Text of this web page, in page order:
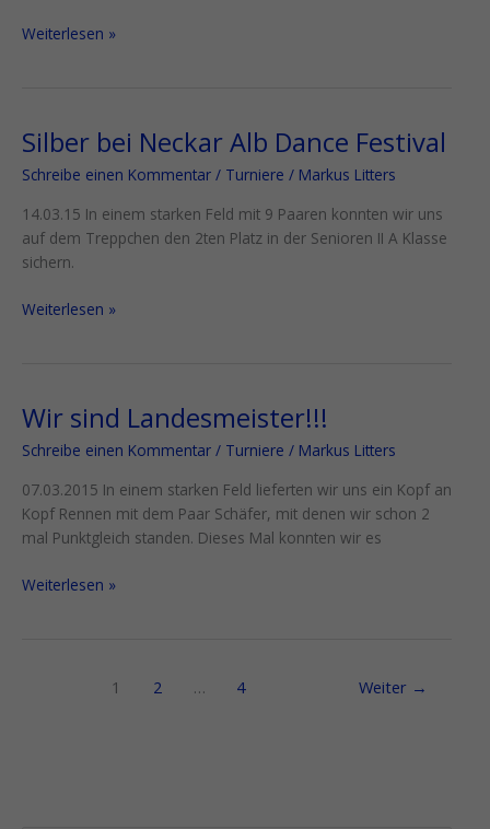
Weiterlesen »
Silber bei Neckar Alb Dance Festival
Schreibe einen Kommentar / Turniere / Markus Litters
14.03.15 In einem starken Feld mit 9 Paaren konnten wir uns
auf dem Treppchen den 2ten Platz in der Senioren II A Klasse
sichern.
Silber
Neckar
Alb
Dance
Festival
Weiterlesen »
Wir sind Landesmeister!!!
Schreibe einen Kommentar / Turniere / Markus Litters
07.03.2015 In einem starken Feld lieferten wir uns ein Kopf an
Kopf Rennen mit dem Paar Schäfer, mit denen wir schon 2
mal Punktgleich standen. Dieses Mal konnten wir es
Wir
Landesmeister!!!
Weiterlesen »
1 2 … 4 Weiter →